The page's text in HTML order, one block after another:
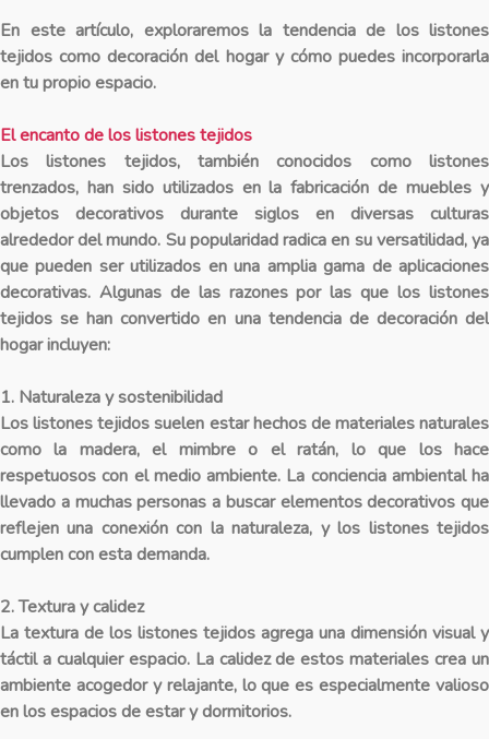
En este artículo, exploraremos la tendencia de los listones
tejidos como decoración del hogar y cómo puedes incorporarla
en tu propio espacio.
El encanto de los listones tejidos
Los listones tejidos, también conocidos como listones
trenzados, han sido utilizados en la fabricación de muebles y
objetos decorativos durante siglos en diversas culturas
alrededor del mundo. Su popularidad radica en su versatilidad, ya
que pueden ser utilizados en una amplia gama de aplicaciones
decorativas. Algunas de las razones por las que los listones
tejidos se han convertido en una tendencia de decoración del
hogar incluyen:
1. Naturaleza y sostenibilidad
Los listones tejidos suelen estar hechos de materiales naturales
como la madera, el mimbre o el ratán, lo que los hace
respetuosos con el medio ambiente. La conciencia ambiental ha
llevado a muchas personas a buscar elementos decorativos que
reflejen una conexión con la naturaleza, y los listones tejidos
cumplen con esta demanda.
2. Textura y calidez
La textura de los listones tejidos agrega una dimensión visual y
táctil a cualquier espacio. La calidez de estos materiales crea un
ambiente acogedor y relajante, lo que es especialmente valioso
en los espacios de estar y dormitorios.